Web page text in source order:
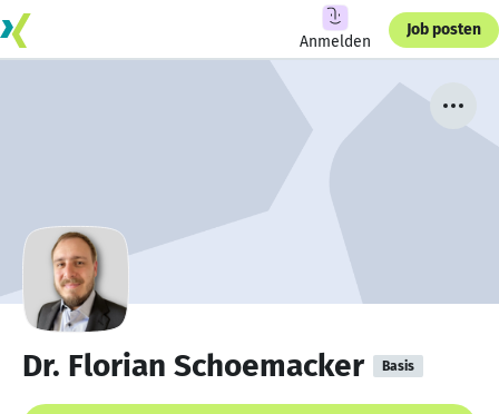
Anmelden
Job posten
Dr. Florian Schoemacker Basis